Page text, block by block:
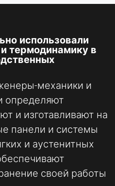
использовали
термодинамику в
механики и
определяют
и изготавливают на
панели и системы
и аустенитных
своей работы